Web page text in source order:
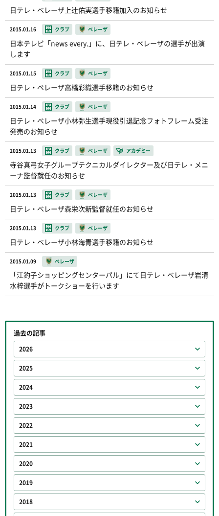
日テレ・ベレーザ上辻佑実選手移籍加入のお知らせ
2015.01.16 クラブ ベレーザ
日本テレビ「news every.」に、日テレ・ベレーザの選手が出演
します
2015.01.15 クラブ ベレーザ
日テレ・ベレーザ高橋彩織選手移籍のお知らせ
2015.01.14 クラブ ベレーザ
日テレ・ベレーザ小林弥生選手現役引退記念フォトフレーム受注
発売のお知らせ
2015.01.13 クラブ ベレーザ アカデミー
寺谷真弓女子グループテクニカルダイレクター及び日テレ・メニ
ーナ監督就任のお知らせ
2015.01.13 クラブ ベレーザ
日テレ・ベレーザ森栄次新監督就任のお知らせ
2015.01.13 クラブ ベレーザ
日テレ・ベレーザ小林海青選手移籍のお知らせ
2015.01.09 ベレーザ
「江釣子ショッピングセンターパル」にて日テレ・ベレーザ岩清
水梓選手がトークショーを行います
過去の記事
2026
2025
2024
2023
2022
2021
2020
2019
2018